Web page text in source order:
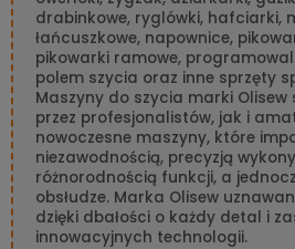
drabinkowe, ryglówki, hafciarki,
łańcuszkowe, napownice,
pikowarki ramowe,
polem szycia oraz inne sprzęty
Maszyny do szycia marki
przez profesjonalistów, jak i
nowoczesne maszyny, które
niezawodnością, precyzją
różnorodnością funkcji, a
obsłudze. Marka Olisew
dzięki dbałości o każdy detal i
innowacyjnych technologii.